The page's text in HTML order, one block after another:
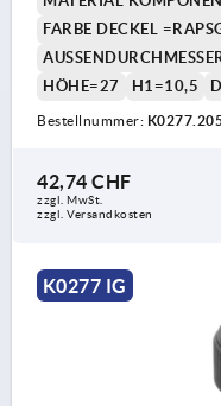
FARBE DECKEL
HÖHE=27
H1=10,5
Bestellnummer:
42,74 CHF
zzgl. MwSt.
zzgl. Versandkosten
K0277 IG